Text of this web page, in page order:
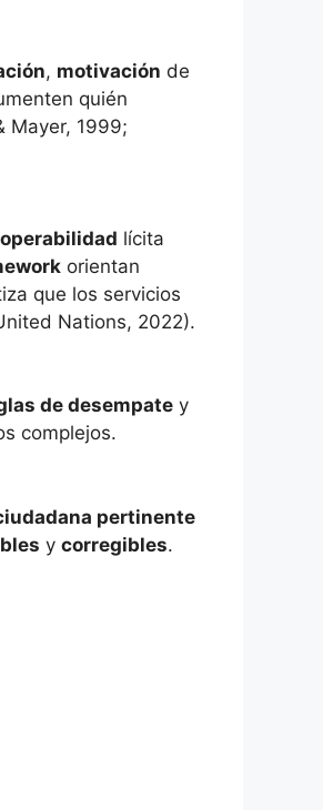
, motivación de
quién
Mayer, 1999;
lícita
orientan
que los servicios
Nations, 2022).
de desempate y
complejos.
pertinente
y corregibles.